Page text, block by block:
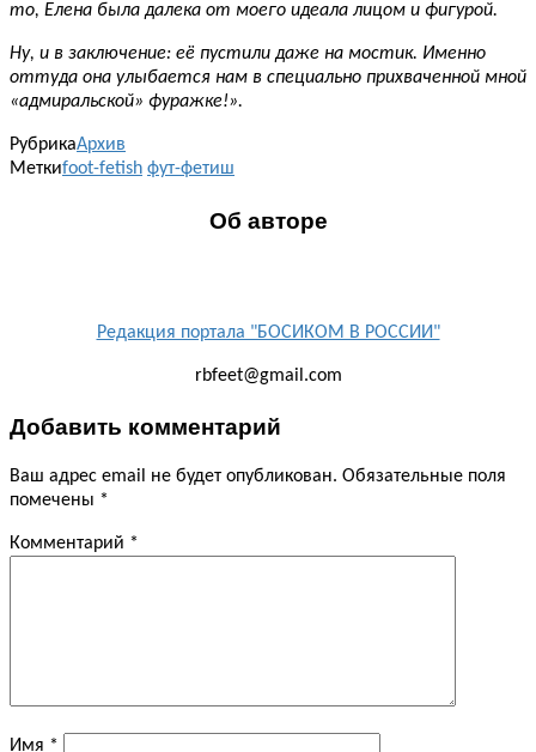
то, Елена была далека от моего идеала лицом и фигурой.
Ну, и в заключение: её пустили даже на мостик. Именно
оттуда она улыбается нам в специально прихваченной мной
«адмиральской» фуражке!».
РубрикаАрхив
Меткиfoot-fetish фут-фетиш
Об авторе
Редакция портала "БОСИКОМ В РОССИИ"
rbfeet@gmail.com
Добавить комментарий
Ваш адрес email не будет опубликован. Обязательные поля
помечены *
Комментарий *
Имя *